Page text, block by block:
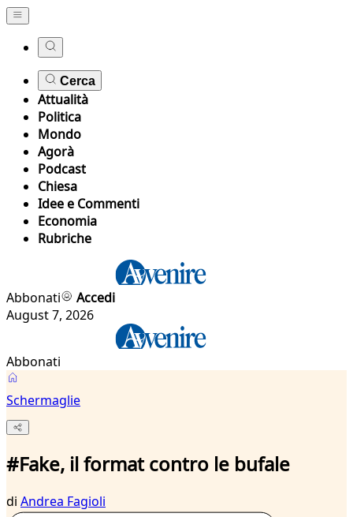
Cerca
Attualità
Politica
Mondo
Agorà
Podcast
Chiesa
Idee e Commenti
Economia
Rubriche
Abbonati
Accedi
August 7, 2026
Abbonati
Schermaglie
#Fake, il format contro le bufale
di Andrea Fagioli